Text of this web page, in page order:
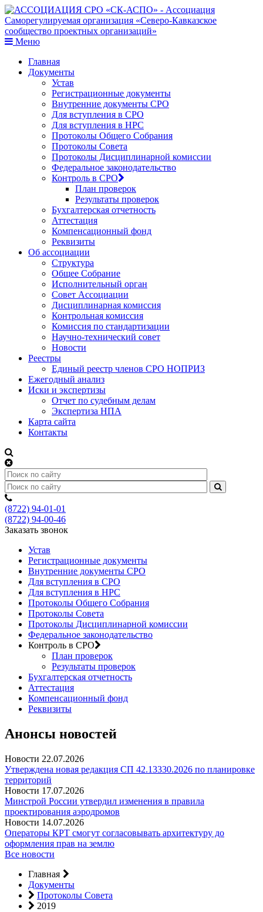
Меню
Главная
Документы
Устав
Регистрационные документы
Внутренние документы СРО
Для вступления в СРО
Для вступления в НРС
Протоколы Общего Собрания
Протоколы Совета
Протоколы Дисциплинарной комиссии
Федеральное законодательство
Контроль в СРО
План проверок
Результаты проверок
Бухгалтерская отчетность
Аттестация
Компенсационный фонд
Реквизиты
Об ассоциации
Структура
Общее Собрание
Исполнительный орган
Совет Ассоциации
Дисциплинарная комиссия
Контрольная комиссия
Комиссия по стандартизации
Научно-технический совет
Новости
Реестры
Единый реестр членов СРО НОПРИЗ
Ежегодный анализ
Иски и экспертизы
Отчет по судебным делам
Экспертиза НПА
Карта сайта
Контакты
(8722) 94-01-01
(8722) 94-00-46
Заказать звонок
Устав
Регистрационные документы
Внутренние документы СРО
Для вступления в СРО
Для вступления в НРС
Протоколы Общего Собрания
Протоколы Совета
Протоколы Дисциплинарной комиссии
Федеральное законодательство
Контроль в СРО
План проверок
Результаты проверок
Бухгалтерская отчетность
Аттестация
Компенсационный фонд
Реквизиты
Анонсы новостей
Новости 22.07.2026
Утверждена новая редакция СП 42.13330.2026 по планировке
территорий
Новости 17.07.2026
Минстрой России утвердил изменения в правила
проектирования аэродромов
Новости 14.07.2026
Операторы КРТ смогут согласовывать архитектуру до
оформления прав на землю
Все новости
Главная
Документы
Протоколы Совета
2019